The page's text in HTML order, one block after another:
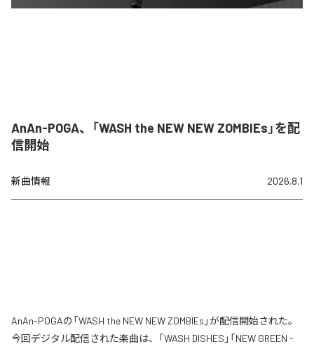
AnAn-POGA、「WASH the NEW NEW ZOMBIEs」を配
信開始
新曲情報 2026.8.1
AnAn-POGAの「WASH the NEW NEW ZOMBIEs」が配信開始された。
今回デジタル配信された楽曲は、「WASH DISHES」「NEW GREEN -